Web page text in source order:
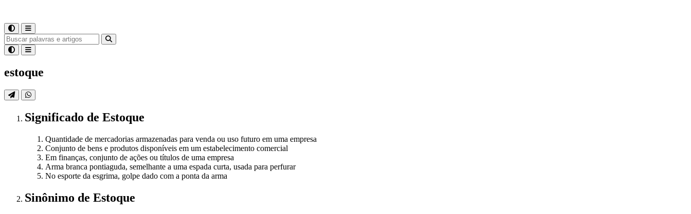
estoque
Significado de Estoque
Quantidade de mercadorias armazenadas para venda ou uso futuro em uma empresa
Conjunto de bens e produtos disponíveis em um estabelecimento comercial
Em finanças, conjunto de ações ou títulos de uma empresa
Arma branca pontiaguda, semelhante a uma espada curta, usada para perfurar
No esporte da esgrima, golpe dado com a ponta da arma
Sinônimo de Estoque